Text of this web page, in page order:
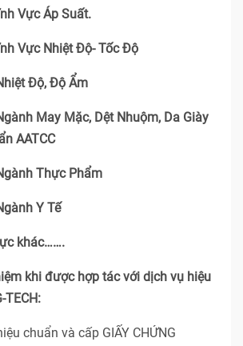
Vực Áp Suất.
Vực Nhiệt Độ- Tốc Độ
Độ, Độ Ẩm
May Mặc, Dệt Nhuộm, Da Giày
AATCC
Thực Phẩm
Y Tế
khác…….
khi được hợp tác với dịch vụ hiệu
TECH:
chuẩn và cấp GIẤY CHỨNG